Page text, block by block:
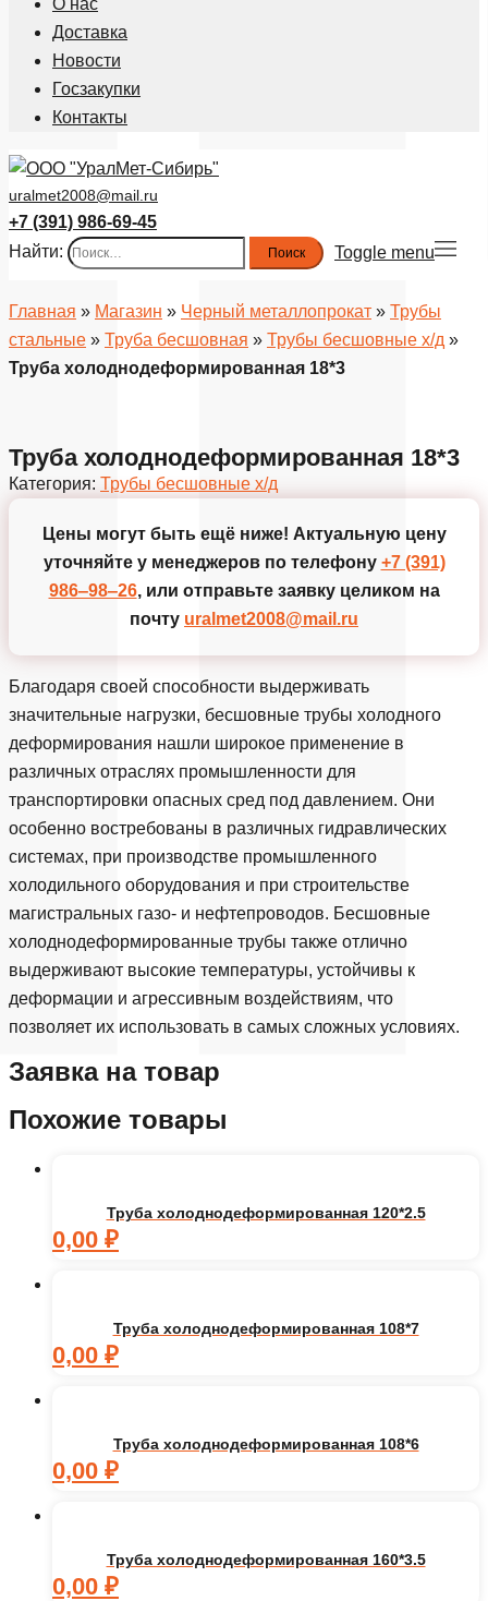
О нас
Доставка
Новости
Госзакупки
Контакты
uralmet2008@mail.ru
+7 (391) 986-69-45
Найти:
Toggle menu
Главная » Магазин » Черный металлопрокат » Трубы
стальные » Труба бесшовная » Трубы бесшовные х/д »
Труба холоднодеформированная 18*3
Труба холоднодеформированная 18*3
Категория: Трубы бесшовные х/д
Цены могут быть ещё ниже! Актуальную цену
уточняйте у менеджеров по телефону +7 (391)
986‒98‒26, или отправьте заявку целиком на
почту uralmet2008@mail.ru
Благодаря своей способности выдерживать
значительные нагрузки, бесшовные трубы холодного
деформирования нашли широкое применение в
различных отраслях промышленности для
транспортировки опасных сред под давлением. Они
особенно востребованы в различных гидравлических
системах, при производстве промышленного
холодильного оборудования и при строительстве
магистральных газо- и нефтепроводов. Бесшовные
холоднодеформированные трубы также отлично
выдерживают высокие температуры, устойчивы к
деформации и агрессивным воздействиям, что
позволяет их использовать в самых сложных условиях.
Заявка на товар
Похожие товары
Труба холоднодеформированная 120*2.5
0,00 ₽
Труба холоднодеформированная 108*7
0,00 ₽
Труба холоднодеформированная 108*6
0,00 ₽
Труба холоднодеформированная 160*3.5
0,00 ₽